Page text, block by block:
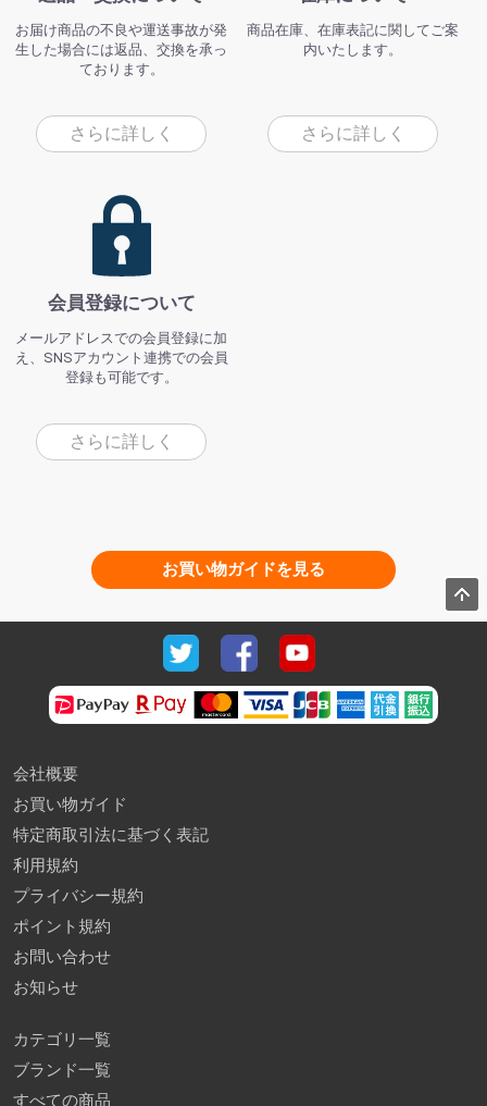
お届け商品の不良や運送事故が発
生した場合には返品、交換を承っ
ております。
さらに詳しく
商品在庫、在庫表記に関してご案
内いたします。
さらに詳しく
会員登録について
メールアドレスでの会員登録に加
え、SNSアカウント連携での会員
登録も可能です。
さらに詳しく
お買い物ガイドを見る
会社概要
お買い物ガイド
特定商取引法に基づく表記
利用規約
プライバシー規約
ポイント規約
お問い合わせ
お知らせ
カテゴリ一覧
ブランド一覧
すべての商品